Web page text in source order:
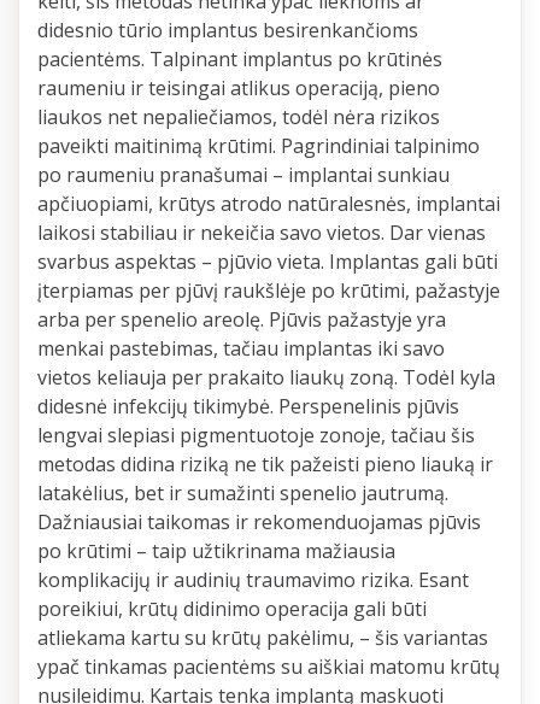
didesnio tūrio implantus besirenkančioms
pacientėms. Talpinant implantus po krūtinės
raumeniu ir teisingai atlikus operaciją, pieno
liaukos net nepaliečiamos, todėl nėra rizikos
paveikti maitinimą krūtimi. Pagrindiniai talpinimo
po raumeniu pranašumai – implantai sunkiau
apčiuopiami, krūtys atrodo natūralesnės, implantai
laikosi stabiliau ir nekeičia savo vietos. Dar vienas
svarbus aspektas – pjūvio vieta. Implantas gali būti
įterpiamas per pjūvį raukšlėje po krūtimi, pažastyje
arba per spenelio areolę. Pjūvis pažastyje yra
menkai pastebimas, tačiau implantas iki savo
vietos keliauja per prakaito liaukų zoną. Todėl kyla
didesnė infekcijų tikimybė. Perspenelinis pjūvis
lengvai slepiasi pigmentuotoje zonoje, tačiau šis
metodas didina riziką ne tik pažeisti pieno liauką ir
latakėlius, bet ir sumažinti spenelio jautrumą.
Dažniausiai taikomas ir rekomenduojamas pjūvis
po krūtimi – taip užtikrinama mažiausia
komplikacijų ir audinių traumavimo rizika. Esant
poreikiui, krūtų didinimo operacija gali būti
atliekama kartu su krūtų pakėlimu, – šis variantas
ypač tinkamas pacientėms su aiškiai matomu krūtų
nusileidimu. Kartais tenka implantą maskuoti